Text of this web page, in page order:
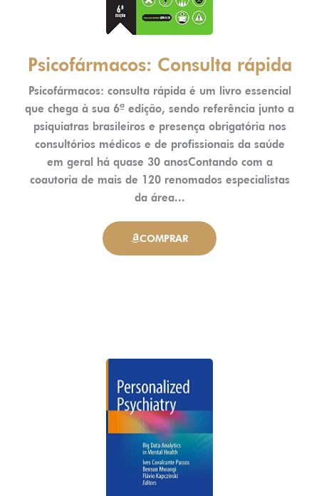
Psicofármacos: Consulta rápida
Psicofármacos: consulta rápida é um livro essencial
que chega à sua 6ª edição, sendo referência junto a
psiquiatras brasileiros e presença obrigatória nos
consultórios médicos e de profissionais da saúde
em geral há quase 30 anosContando com a
coautoria de mais de 120 renomados especialistas
da área...
COMPRAR